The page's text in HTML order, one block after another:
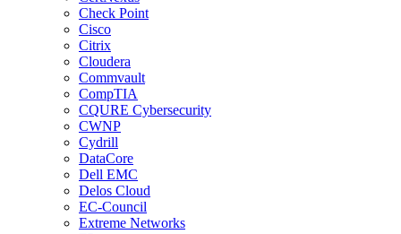
Check Point
Cisco
Citrix
Cloudera
Commvault
CompTIA
CQURE Cybersecurity
CWNP
Cydrill
DataCore
Dell EMC
Delos Cloud
EC-Council
Extreme Networks